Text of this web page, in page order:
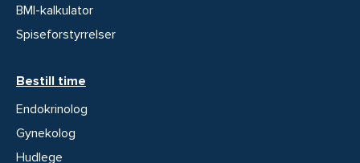
BMI-kalkulator
Spiseforstyrrelser
Bestill time
Endokrinolog
Gynekolog
Hudlege